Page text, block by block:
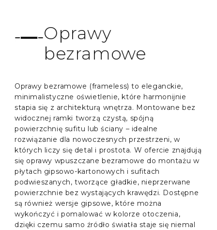
Oprawy
bezramowe
Oprawy bezramowe (frameless) to eleganckie,
minimalistyczne oświetlenie, które harmonijnie
stapia się z architekturą wnętrza. Montowane bez
widocznej ramki tworzą czystą, spójną
powierzchnię sufitu lub ściany – idealne
rozwiązanie dla nowoczesnych przestrzeni, w
których liczy się detal i prostota. W ofercie znajdują
się oprawy wpuszczane bezramowe do montażu w
płytach gipsowo-kartonowych i sufitach
podwieszanych, tworzące gładkie, nieprzerwane
powierzchnie bez wystających krawędzi. Dostępne
są również wersje gipsowe, które można
wykończyć i pomalować w kolorze otoczenia,
dzięki czemu samo źródło światła staje się niemal